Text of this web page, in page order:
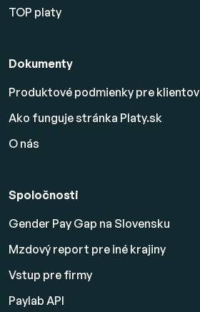
TOP platy
Dokumenty
Produktové podmienky pre klientov
Ako funguje stránka Platy.sk
O nás
Spoločnosti
Gender Pay Gap na Slovensku
Mzdový report pre iné krajiny
Vstup pre firmy
Paylab API